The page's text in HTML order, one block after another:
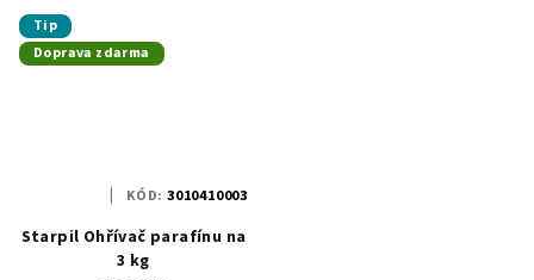
Tip
Doprava zdarma
Starpil Ohřívač parafínu na
3 kg
KÓD: 3010410003